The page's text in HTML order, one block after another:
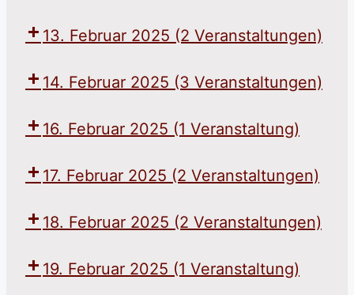
13. Februar 2025 (2 Veranstaltungen)
14. Februar 2025 (3 Veranstaltungen)
16. Februar 2025 (1 Veranstaltung)
17. Februar 2025 (2 Veranstaltungen)
18. Februar 2025 (2 Veranstaltungen)
19. Februar 2025 (1 Veranstaltung)